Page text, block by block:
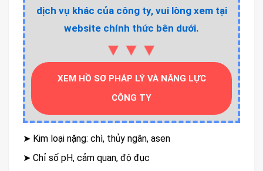
dịch vụ khác của công ty, vui lòng xem tại
website chính thức bên dưới.
▼▼▼
XEM HỒ SƠ PHÁP LÝ VÀ NĂNG LỰC
CÔNG TY
➤ Kim loại nặng: chì, thủy ngân, asen
➤ Chỉ số pH, cảm quan, độ đục